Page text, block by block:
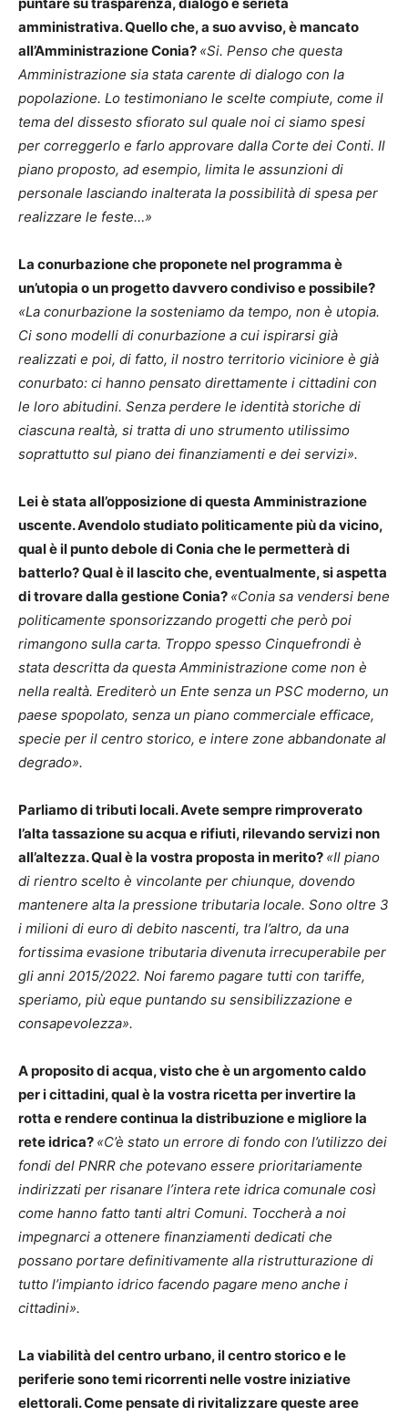
amministrativa. Quello che, a suo avviso, è mancato
all’Amministrazione Conia? «Si. Penso che questa
Amministrazione sia stata carente di dialogo con la
popolazione. Lo testimoniano le scelte compiute, come il
tema del dissesto sfiorato sul quale noi ci siamo spesi
per correggerlo e farlo approvare dalla Corte dei Conti. Il
piano proposto, ad esempio, limita le assunzioni di
personale lasciando inalterata la possibilità di spesa per
realizzare le feste…»
La conurbazione che proponete nel programma è
un’utopia o un progetto davvero condiviso e possibile?
«La conurbazione la sosteniamo da tempo, non è utopia.
Ci sono modelli di conurbazione a cui ispirarsi già
realizzati e poi, di fatto, il nostro territorio viciniore è già
conurbato: ci hanno pensato direttamente i cittadini con
le loro abitudini. Senza perdere le identità storiche di
ciascuna realtà, si tratta di uno strumento utilissimo
soprattutto sul piano dei finanziamenti e dei servizi».
Lei è stata all’opposizione di questa Amministrazione
uscente. Avendolo studiato politicamente più da vicino,
qual è il punto debole di Conia che le permetterà di
batterlo? Qual è il lascito che, eventualmente, si aspetta
di trovare dalla gestione Conia? «Conia sa vendersi bene
politicamente sponsorizzando progetti che però poi
rimangono sulla carta. Troppo spesso Cinquefrondi è
stata descritta da questa Amministrazione come non è
nella realtà. Erediterò un Ente senza un PSC moderno, un
paese spopolato, senza un piano commerciale efficace,
specie per il centro storico, e intere zone abbandonate al
degrado».
Parliamo di tributi locali. Avete sempre rimproverato
l’alta tassazione su acqua e rifiuti, rilevando servizi non
all’altezza. Qual è la vostra proposta in merito? «Il piano
di rientro scelto è vincolante per chiunque, dovendo
mantenere alta la pressione tributaria locale. Sono oltre 3
i milioni di euro di debito nascenti, tra l’altro, da una
fortissima evasione tributaria divenuta irrecuperabile per
gli anni 2015/2022. Noi faremo pagare tutti con tariffe,
speriamo, più eque puntando su sensibilizzazione e
consapevolezza».
A proposito di acqua, visto che è un argomento caldo
per i cittadini, qual è la vostra ricetta per invertire la
rotta e rendere continua la distribuzione e migliore la
rete idrica? «C’è stato un errore di fondo con l’utilizzo dei
fondi del PNRR che potevano essere prioritariamente
indirizzati per risanare l’intera rete idrica comunale così
come hanno fatto tanti altri Comuni. Toccherà a noi
impegnarci a ottenere finanziamenti dedicati che
possano portare definitivamente alla ristrutturazione di
tutto l’impianto idrico facendo pagare meno anche i
cittadini».
La viabilità del centro urbano, il centro storico e le
periferie sono temi ricorrenti nelle vostre iniziative
elettorali. Come pensate di rivitalizzare queste aree